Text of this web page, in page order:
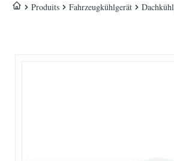
Produits Fahrzeugkühlgerät